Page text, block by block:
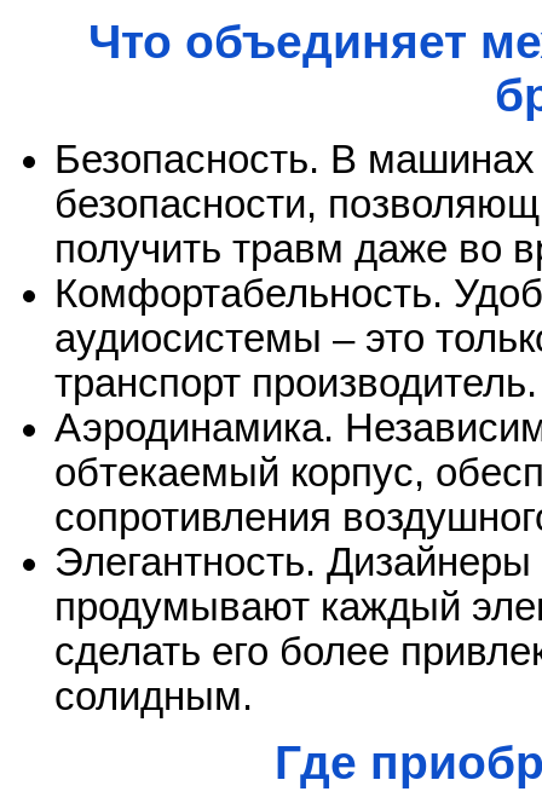
Что объединяет
Безопасность. В
безопасности,
получить травм даже во
Комфортабельность.
аудиосистемы – это
транспорт производитель.
Аэродинамика.
обтекаемый корпус,
сопротивления
Элегантность.
продумывают каждый
сделать его более
солидным.
Где